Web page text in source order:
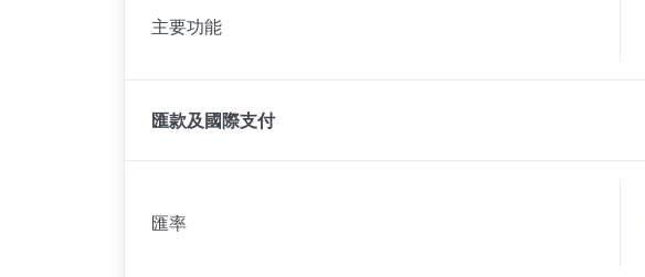
主要功能
匯款及國際支付
匯率